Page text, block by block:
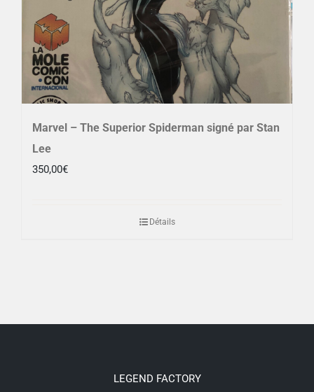
Marvel – The Superior Spiderman signé par Stan
Lee
350,00€
Détails
LEGEND FACTORY